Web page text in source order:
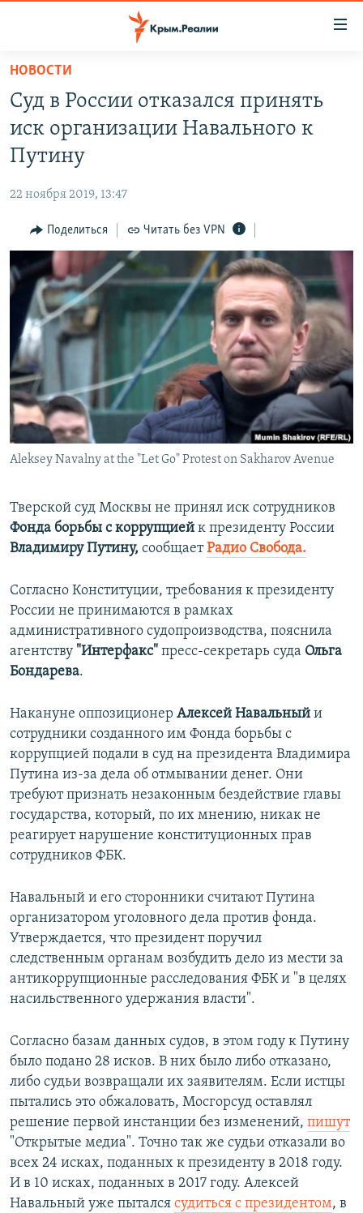
Вернуться
основному
содержанию
Вернутся
главной
навигации
Вернутся
поиску
СПЕЦПРОЕКТЫ
11 ЛЕТ ОККУПАЦИИ КРЫМА. 11 ИСТОРИЙ СОПРОТИВЛЕНИЯ
ВОДА
ЕЩЕ
ИНТЕРАКТИВ
ИНФОГРАФИКА
ТЕЛЕПРОЕКТ КРЫМ.РЕАЛИИ
СОВЕТЫ ПРАВОЗАЩИТНИКОВ
ПРОПАВШИЕ БЕЗ ВЕСТИ
ПОБЕДИТЕЛЕЙ НЕ СУДЯТ?
КРЫМ.НЕПОКОРЕННЫЙ
ELIFBE
УКРАИНСКАЯ ПРОБЛЕМА КРЫМА
РАДІО СВОБОДА
КАК ОБОЙТИ БЛОКИРОВКУ
Українською
Qırımtatar
ПРИСОЕДИНЯЙТЕСЬ!
НОВОСТИ
Суд в России отказался принять
иск организации Навального к
Путину
22 ноября 2019, 13:47
Поделиться Читать без VPN
Aleksey Navalny at the "Let Go" Protest on Sakharov Avenue
Тверской суд Москвы не принял иск сотрудников
Фонда борьбы с коррупцией к президенту России
Владимиру Путину, сообщаетРадио Свобода.
Согласно Конституции, требования к президенту
России не принимаются в рамках
административного судопроизводства, пояснила
агентству "Интерфакс" пресс-секретарь суда Ольга
Бондарева.
Накануне оппозиционер Алексей Навальный и
сотрудники созданного им Фонда борьбы с
коррупцией подали в суд на президента Владимира
Путина из-за дела об отмывании денег. Они
требуют признать незаконным бездействие главы
государства, который, по их мнению, никак не
реагирует нарушение конституционных прав
сотрудников ФБК.
Навальный и его сторонники считают Путина
организатором уголовного дела против фонда.
Утверждается, что президент поручил
следственным органам возбудить дело из мести за
антикоррупционные расследования ФБК и "в целях
насильственного удержания власти".
Согласно базам данных судов, в этом году к Путину
было подано 28 исков. В них было либо отказано,
либо судьи возвращали их заявителям. Если истцы
пытались это обжаловать, Мосгорсуд оставлял
решение первой инстанции без изменений, пишут
"Открытые медиа". Точно так же судьи отказали во
всех 24 исках, поданных к президенту в 2018 году.
И в 10 исках, поданных в 2017 году. Алексей
Навальный уже пытался судиться с президентом, в